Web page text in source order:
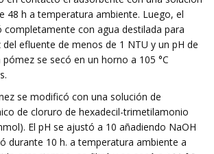
48 h a temperatura ambiente. Luego, el
completamente con agua destilada para
efluente de menos de 1 NTU y un pH de
se secó en un horno a 105 °C
se modificó con una solución de
de cloruro de hexadecil-trimetilamonio
El pH se ajustó a 10 añadiendo NaOH
durante 10 h. a temperatura ambiente a